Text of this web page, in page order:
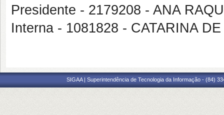
Presidente - 2179208 - ANA
Interna - 1081828 - CATARINA
SIGAA | Superintendência de Tecnologia da Informação - (84)